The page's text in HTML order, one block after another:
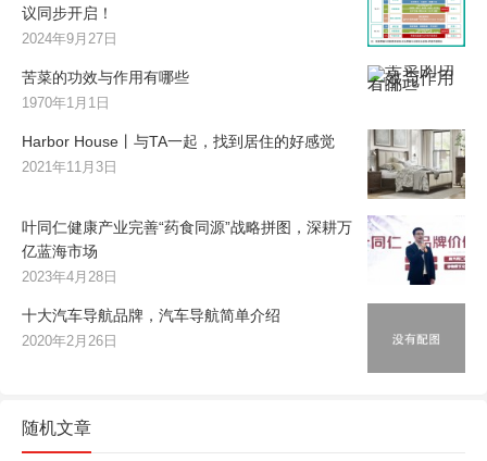
议同步开启！
2024年9月27日
苦菜的功效与作用有哪些
1970年1月1日
Harbor House丨与TA一起，找到居住的好感觉
2021年11月3日
叶同仁健康产业完善“药食同源”战略拼图，深耕万
亿蓝海市场
2023年4月28日
十大汽车导航品牌，汽车导航简单介绍
2020年2月26日
随机文章